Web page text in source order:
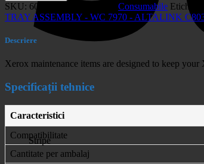
Stripe
SKU: 604K66430 Consumabile Etichete:
TRAY ASSEMBLY - WC 7970 - ALTALINK
Descriere
Xerox maintenance items are designed to keep
Specificații tehnice
Caracteristici
Compatibilitate
Cantitate per ambalaj